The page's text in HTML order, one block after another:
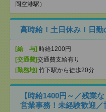
岡空港駅）
高時給！土日休み！日
[給 与] 時給1200円
[交通費]交通費支給有り
[勤務地] 竹下駅から徒歩20分
【時給1400円～／残業
営業事務！未経験歓迎